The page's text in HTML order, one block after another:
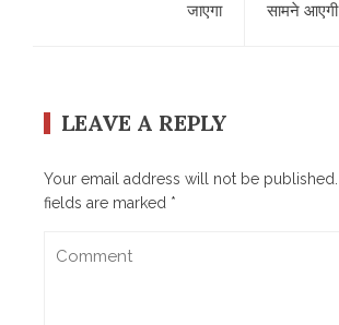
जाएगा
सामने आएगी
LEAVE A REPLY
Your email address will not be published.
fields are marked *